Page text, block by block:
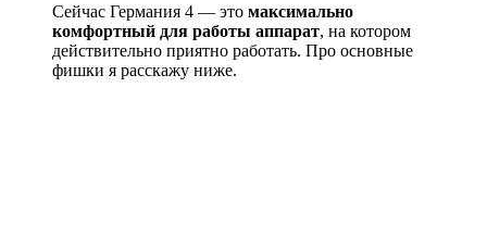
Сейчас Германия 4 — это максимально
комфортный для работы аппарат, на котором
действительно приятно работать. Про основные
фишки я расскажу ниже.